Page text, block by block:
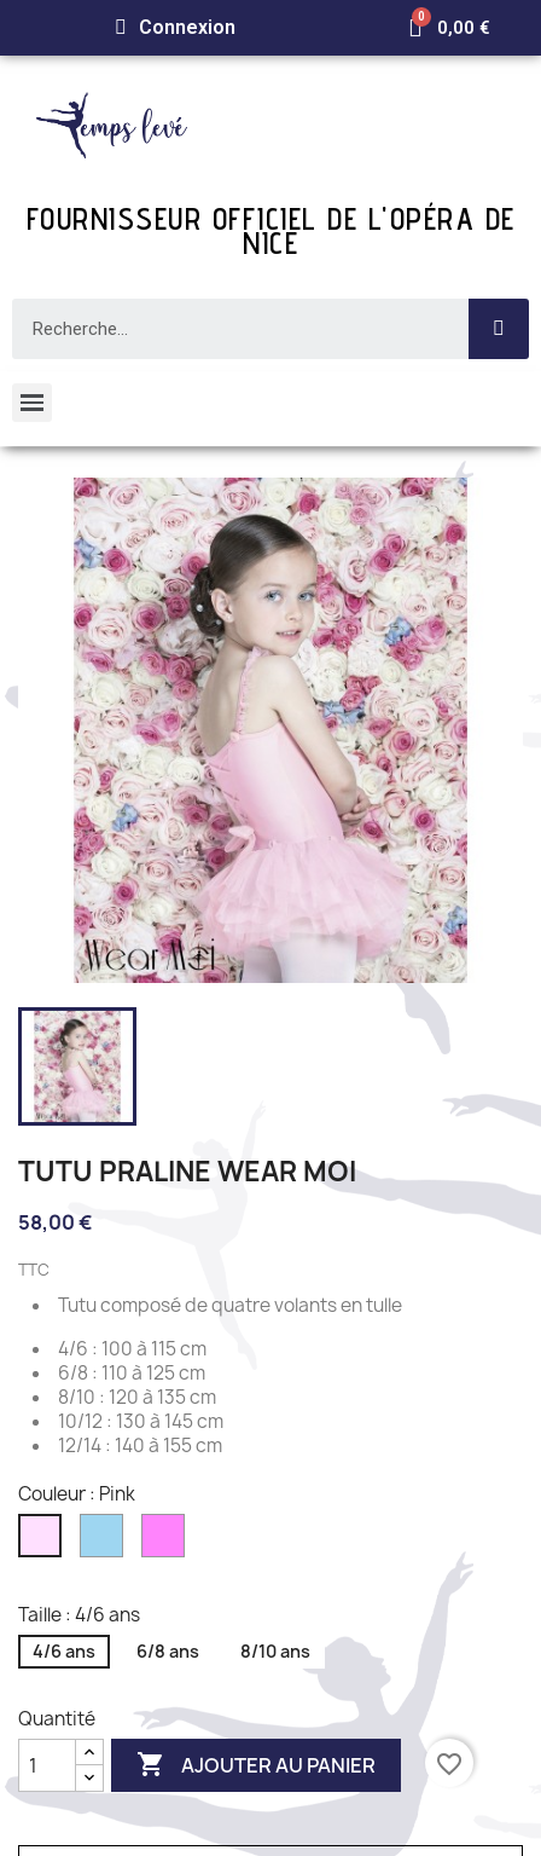
Connexion 0,00 €
FOURNISSEUR OFFICIEL DE L'OPÉRA DE
NICE
TUTU PRALINE WEAR MOI
58,00 €
TTC
Tutu composé de quatre volants en tulle
4/6 : 100 à 115 cm
6/8 : 110 à 125 cm
8/10 : 120 à 135 cm
10/12 : 130 à 145 cm
12/14 : 140 à 155 cm
Couleur : Pink
Taille : 4/6 ans
4/6 ans 6/8 ans 8/10 ans
Quantité
 AJOUTER AU PANIER favorite_border